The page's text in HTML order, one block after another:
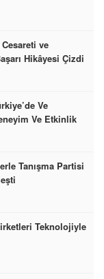
ve
Hikâyesi Çizdi
Ve
Ve Etkinlik
Tanışma Partisi
Teknolojiyle